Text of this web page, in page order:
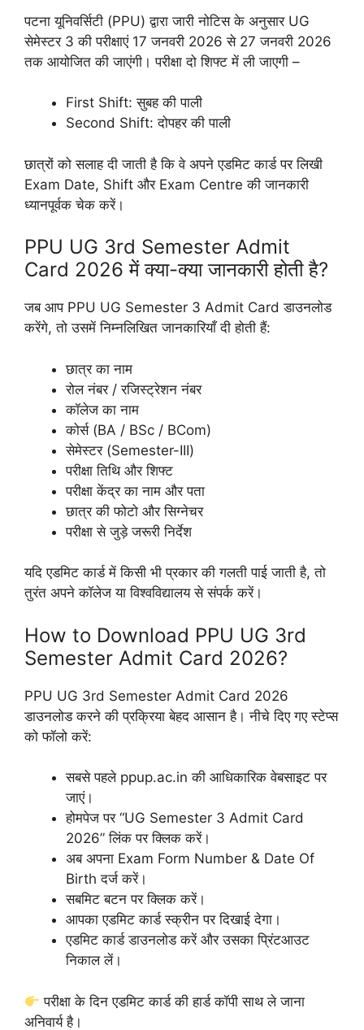
पटना यूनिवर्सिटी (PPU) द्वारा जारी नोटिस के अनुसार UG
सेमेस्टर 3 की परीक्षाएं 17 जनवरी 2026 से 27 जनवरी 2026
तक आयोजित की जाएंगी। परीक्षा दो शिफ्ट में ली जाएगी –
First Shift: सुबह की पाली
Second Shift: दोपहर की पाली
छात्रों को सलाह दी जाती है कि वे अपने एडमिट कार्ड पर लिखी
Exam Date, Shift और Exam Centre की जानकारी
ध्यानपूर्वक चेक करें।
PPU UG 3rd Semester Admit
Card 2026 में क्या-क्या जानकारी होती है?
जब आप PPU UG Semester 3 Admit Card डाउनलोड
करेंगे, तो उसमें निम्नलिखित जानकारियाँ दी होती हैं:
छात्र का नाम
रोल नंबर / रजिस्ट्रेशन नंबर
कॉलेज का नाम
कोर्स (BA / BSc / BCom)
सेमेस्टर (Semester-III)
परीक्षा तिथि और शिफ्ट
परीक्षा केंद्र का नाम और पता
छात्र की फोटो और सिग्नेचर
परीक्षा से जुड़े जरूरी निर्देश
यदि एडमिट कार्ड में किसी भी प्रकार की गलती पाई जाती है, तो
तुरंत अपने कॉलेज या विश्वविद्यालय से संपर्क करें।
How to Download PPU UG 3rd
Semester Admit Card 2026?
PPU UG 3rd Semester Admit Card 2026
डाउनलोड करने की प्रक्रिया बेहद आसान है। नीचे दिए गए स्टेप्स
को फॉलो करें:
सबसे पहले ppup.ac.in की आधिकारिक वेबसाइट पर
जाएं।
होमपेज पर “UG Semester 3 Admit Card
2026” लिंक पर क्लिक करें।
अब अपना Exam Form Number & Date Of
Birth दर्ज करें।
सबमिट बटन पर क्लिक करें।
आपका एडमिट कार्ड स्क्रीन पर दिखाई देगा।
एडमिट कार्ड डाउनलोड करें और उसका प्रिंटआउट
निकाल लें।
परीक्षा के दिन एडमिट कार्ड की हार्ड कॉपी साथ ले जाना
अनिवार्य है।